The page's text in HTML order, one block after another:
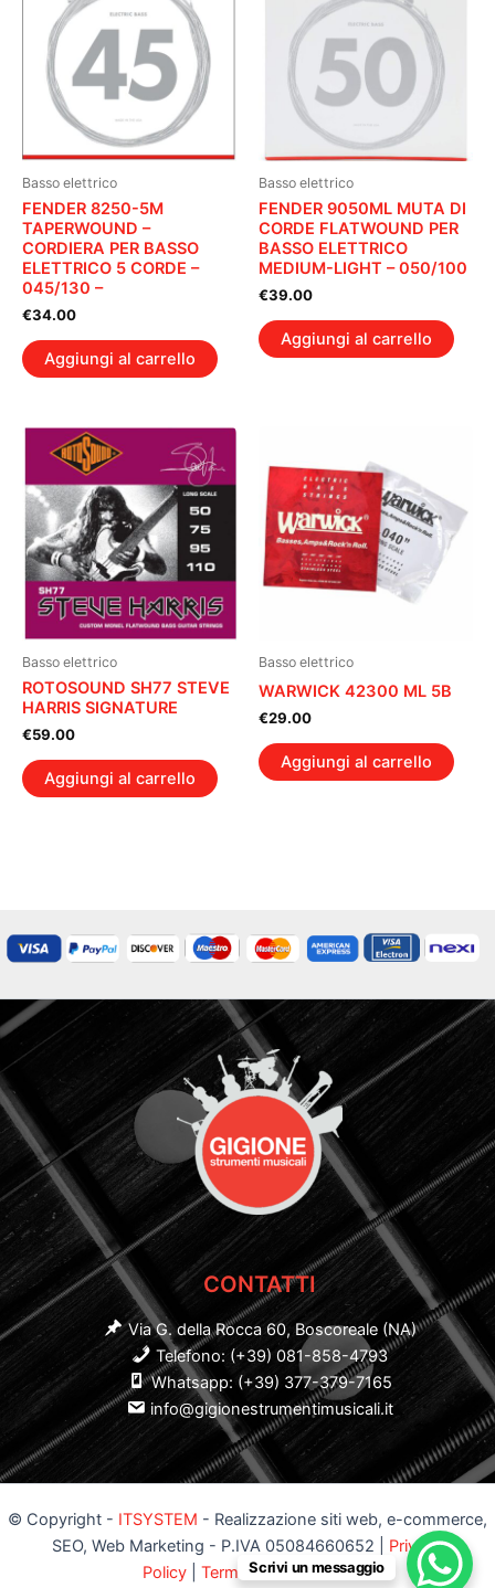
Basso elettrico
FENDER 8250-5M
TAPERWOUND –
CORDIERA PER BASSO
ELETTRICO 5 CORDE –
045/130 –
€34.00
Aggiungi al carrello
Basso elettrico
FENDER 9050ML MUTA DI
CORDE FLATWOUND PER
BASSO ELETTRICO
MEDIUM-LIGHT – 050/100
€39.00
Aggiungi al carrello
Basso elettrico
ROTOSOUND SH77 STEVE
HARRIS SIGNATURE
€59.00
Aggiungi al carrello
Basso elettrico
WARWICK 42300 ML 5B
€29.00
Aggiungi al carrello
CONTATTI
Via G. della Rocca 60, Boscoreale (NA)
Telefono: (+39) 081-858-4793
Whatsapp: (+39) 377-379-7165
info@gigionestrumentimusicali.it
© Copyright - ITSYSTEM - Realizzazione siti web, e-commerce,
SEO, Web Marketing - P.IVA 05084660652 | Privacy
Policy
Termini e Condizioni
Scrivi un messaggio